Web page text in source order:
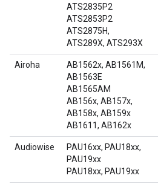
ATS2835P2
ATS2853P2
ATS2875H,
ATS289X, ATS293X
Airoha
AB1562x, AB1561M,
AB1563E
AB1565AM
AB156x, AB157x,
AB158x, AB159x
AB1611, AB162x
Audiowise
PAU16xx, PAU18xx,
PAU19xx
PAU18xx, PAU19xx